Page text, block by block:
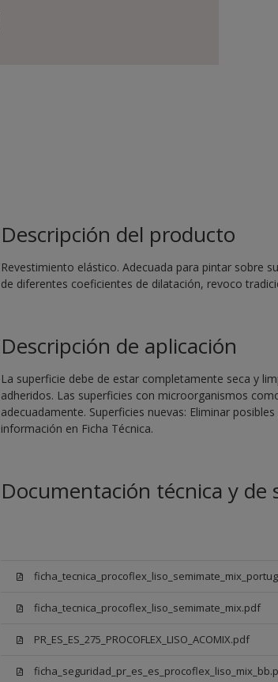
Descripción del producto
Revestimiento elástico. Adecuada para pintar sobre
de diferentes coeficientes de dilatación, revoco
Descripción de aplicación
La superficie debe de estar completamente seca y
adheridos. Las superficies con microorganismos
adecuadamente. Superficies nuevas: Eliminar
información en Ficha Técnica.
Documentación técnica y de
ficha_tecnica_procoflex_liso_semimate_mix.pdf
PR_ES_ES_275_PROCOFLEX_LISO_ACOMIX.pdf